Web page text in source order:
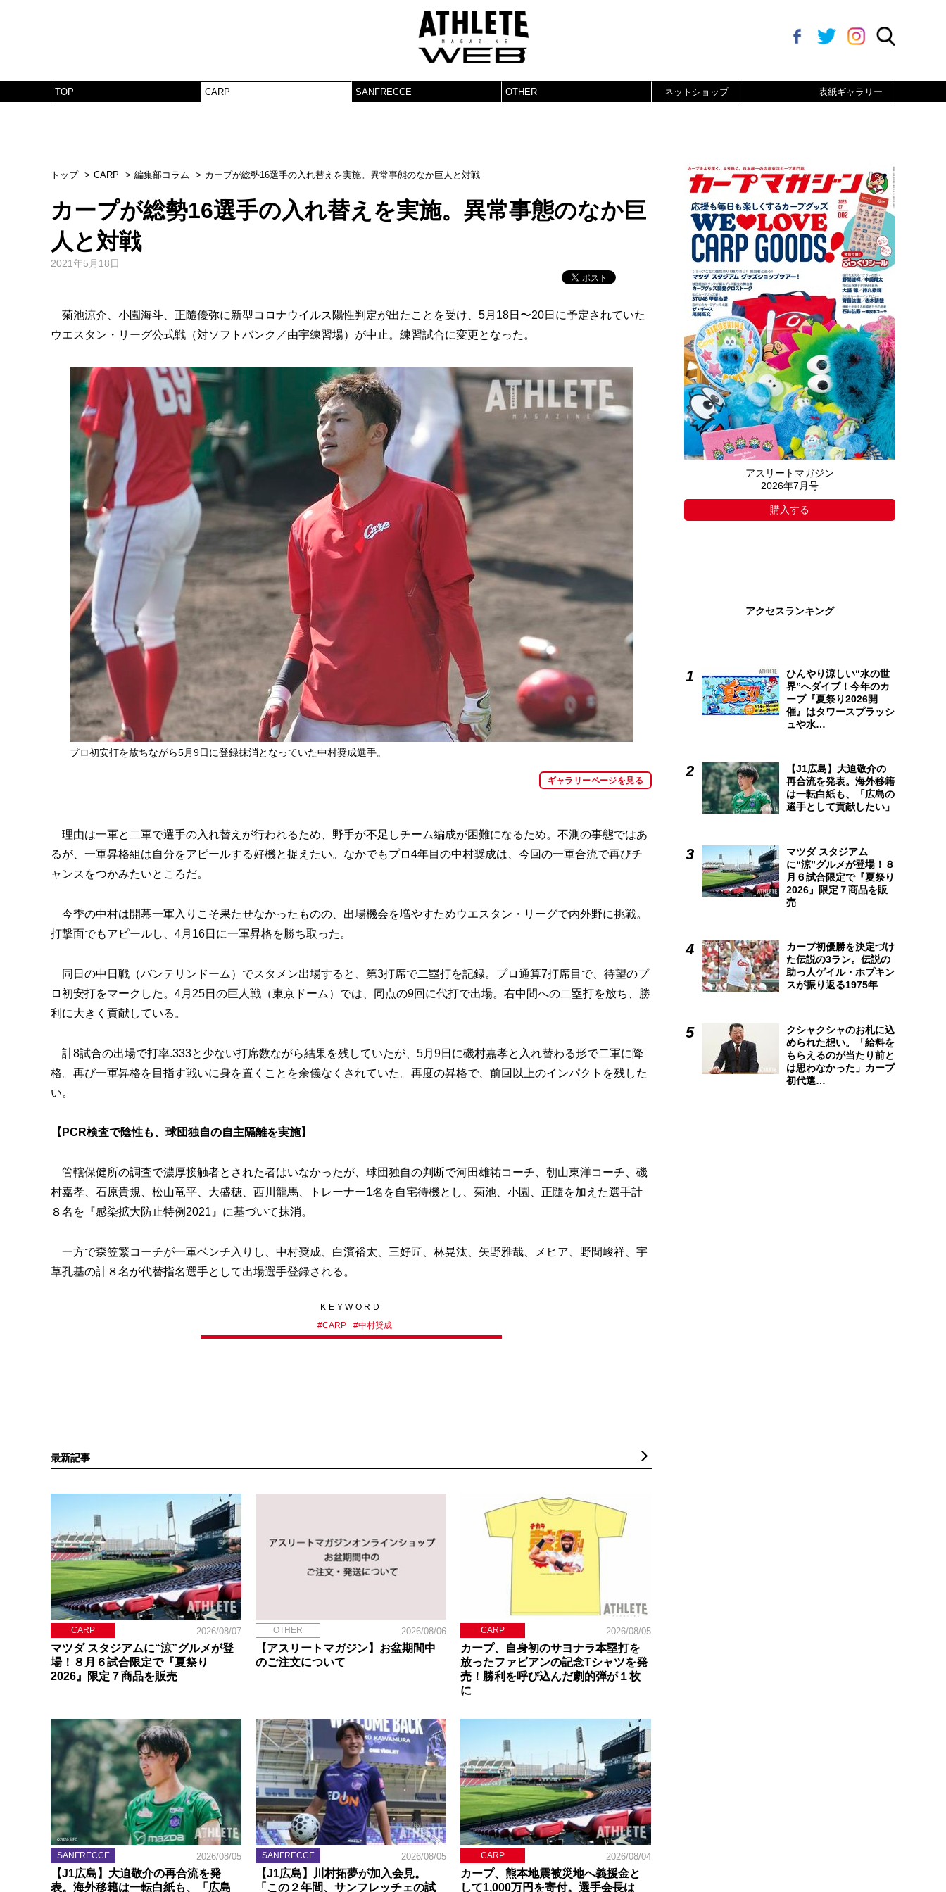
TOP CARP SANFRECCE OTHER ネットショップ 表紙ギャラリー
トップ CARP 編集部コラム カープが総勢16選手の入れ替えを実施。異常事態のなか巨人と対戦
カープが総勢16選手の入れ替えを実施。異常事態のなか巨
人と対戦
2021年5月18日
菊池涼介、小園海斗、正隨優弥に新型コロナウイルス陽性判定が出たことを受け、5月18日〜20日に予定されていた
ウエスタン・リーグ公式戦（対ソフトバンク／由宇練習場）が中止。練習試合に変更となった。
プロ初安打を放ちながら5月9日に登録抹消となっていた中村奨成選手。
ギャラリーページを見る
理由は一軍と二軍で選手の入れ替えが行われるため、野手が不足しチーム編成が困難になるため。不測の事態ではあ
るが、一軍昇格組は自分をアピールする好機と捉えたい。なかでもプロ4年目の中村奨成は、今回の一軍合流で再びチ
ャンスをつかみたいところだ。
今季の中村は開幕一軍入りこそ果たせなかったものの、出場機会を増やすためウエスタン・リーグで内外野に挑戦。
打撃面でもアピールし、4月16日に一軍昇格を勝ち取った。
同日の中日戦（バンテリンドーム）でスタメン出場すると、第3打席で二塁打を記録。プロ通算7打席目で、待望のプ
ロ初安打をマークした。4月25日の巨人戦（東京ドーム）では、同点の9回に代打で出場。右中間への二塁打を放ち、勝
利に大きく貢献している。
計8試合の出場で打率.333と少ない打席数ながら結果を残していたが、5月9日に磯村嘉孝と入れ替わる形で二軍に降
格。再び一軍昇格を目指す戦いに身を置くことを余儀なくされていた。再度の昇格で、前回以上のインパクトを残した
い。
【PCR検査で陰性も、球団独自の自主隔離を実施】
管轄保健所の調査で濃厚接触者とされた者はいなかったが、球団独自の判断で河田雄祐コーチ、朝山東洋コーチ、磯
村嘉孝、石原貴規、松山竜平、大盛穂、西川龍馬、トレーナー1名を自宅待機とし、菊池、小園、正隨を加えた選手計
８名を『感染拡大防止特例2021』に基づいて抹消。
一方で森笠繁コーチが一軍ベンチ入りし、中村奨成、白濱裕太、三好匠、林晃汰、矢野雅哉、メヒア、野間峻祥、宇
草孔基の計８名が代替指名選手として出場選手登録される。
KEYWORD
#CARP #中村奨成
最新記事
CARP 2026/08/07
マツダ スタジアムに“涼”グルメが登
場！８月６試合限定で『夏祭り
2026』限定７商品を販売
OTHER 2026/08/06
【アスリートマガジン】お盆期間中
のご注文について
CARP 2026/08/05
カープ、自身初のサヨナラ本塁打を
放ったファビアンの記念Tシャツを発
売！勝利を呼び込んだ劇的弾が１枚
に
SANFRECCE 2026/08/05
【J1広島】大迫敬介の再合流を発
表。海外移籍は一転白紙も、「広島
SANFRECCE 2026/08/05
【J1広島】川村拓夢が加入会見。
「この２年間、サンフレッチェの試
CARP 2026/08/04
カープ、熊本地震被災地へ義援金と
して1,000万円を寄付。選手会長は
アスリートマガジン
2026年7月号
購入する
アクセスランキング
ひんやり涼しい“水の世
界”へダイブ！今年のカ
ープ『夏祭り2026開
催』はタワースプラッシ
ュや水…
【J1広島】大迫敬介の
再合流を発表。海外移籍
は一転白紙も、「広島の
選手として貢献したい」
マツダ スタジアム
に“涼”グルメが登場！８
月６試合限定で『夏祭り
2026』限定７商品を販
売
カープ初優勝を決定づけ
た伝説の3ラン。伝説の
助っ人ゲイル・ホプキン
スが振り返る1975年
クシャクシャのお札に込
められた想い。「給料を
もらえるのが当たり前と
は思わなかった」カープ
初代選…